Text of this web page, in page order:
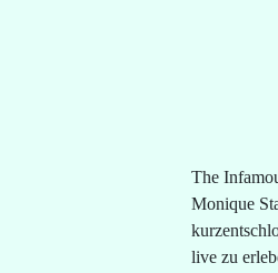
The
Monique
live zu